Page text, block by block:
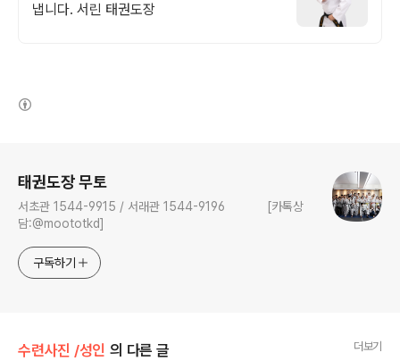
냅니다. 서린 태권도장
태권도장 무토
서초관 1544-9915 / 서래관 1544-9196 [카톡상
담:@moototkd]
구독하기
수련사진 /성인 의 다른 글 더보기